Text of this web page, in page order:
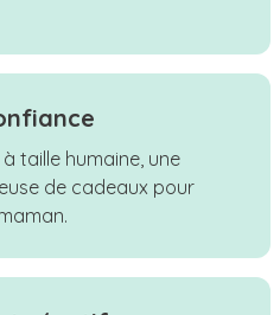
taille humaine, une
de cadeaux pour